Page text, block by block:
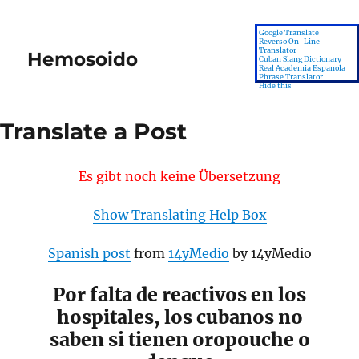
Hemosoido MENU
Translate a Post
Es gibt noch keine Übersetzung
Show Translating Help Box
Spanish post from 14yMedio by 14yMedio
Por falta de reactivos en los
hospitales, los cubanos no
saben si tienen oropouche o
Google Translate
Reverso On-Line
Translator
Cuban Slang Dictionary
Real Academia Espanola
Phrase Translator
Hide this